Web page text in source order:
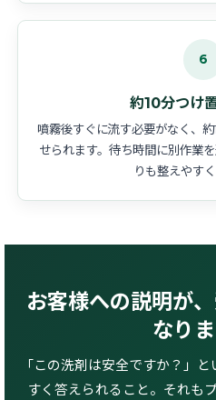
6
約10分つけ
噴霧後すぐに流す必要がなく、
せられます。待ち時間に別作業
りも整えやすく
お客様への説明が
なりま
「この洗剤は安全ですか？」
すく答えられること。それも